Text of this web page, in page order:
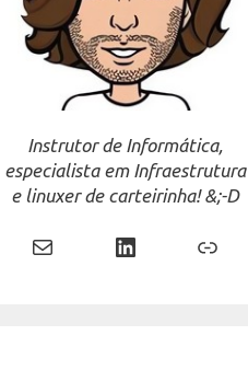
Instrutor de Informática,
especialista em Infraestrutura
e linuxer de carteirinha! &;-D
Mail LinkedIn Link